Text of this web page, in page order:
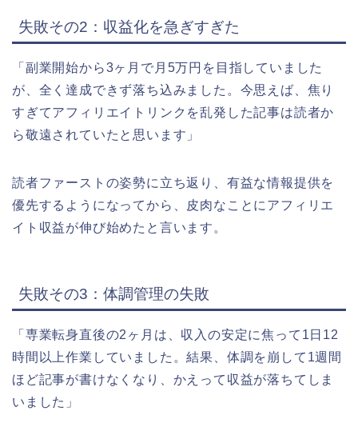
失敗その2：収益化を急ぎすぎた
「副業開始から3ヶ月で月5万円を目指していました
が、全く達成できず落ち込みました。今思えば、焦り
すぎてアフィリエイトリンクを乱発した記事は読者か
ら敬遠されていたと思います」
読者ファーストの姿勢に立ち返り、有益な情報提供を
優先するようになってから、皮肉なことにアフィリエ
イト収益が伸び始めたと言います。
失敗その3：体調管理の失敗
「専業転身直後の2ヶ月は、収入の安定に焦って1日12
時間以上作業していました。結果、体調を崩して1週間
ほど記事が書けなくなり、かえって収益が落ちてしま
いました」